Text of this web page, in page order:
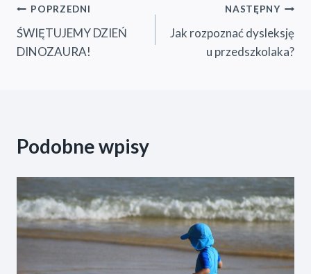
Nawigacja
wpisu
POPRZEDNI
ŚWIĘTUJEMY DZIEŃ
DINOZAURA!
NASTĘPNY
Jak rozpoznać dysleksję
u przedszkolaka?
Podobne wpisy